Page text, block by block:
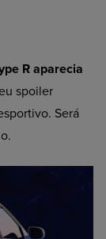
R aparecia
spoiler
Será